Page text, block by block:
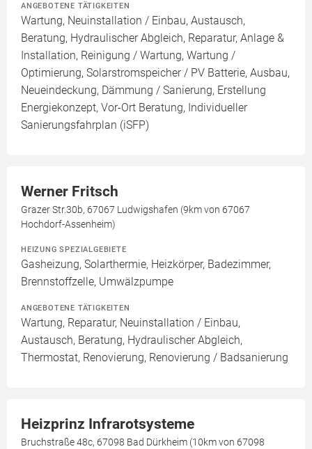
ANGEBOTENE TÄTIGKEITEN
Wartung, Neuinstallation / Einbau, Austausch,
Beratung, Hydraulischer Abgleich, Reparatur, Anlage &
Installation, Reinigung / Wartung, Wartung /
Optimierung, Solarstromspeicher / PV Batterie, Ausbau,
Neueindeckung, Dämmung / Sanierung, Erstellung
Energiekonzept, Vor-Ort Beratung, Individueller
Sanierungsfahrplan (iSFP)
Werner Fritsch
Grazer Str.30b, 67067 Ludwigshafen (9km von 67067
Hochdorf-Assenheim)
HEIZUNG SPEZIALGEBIETE
Gasheizung, Solarthermie, Heizkörper, Badezimmer,
Brennstoffzelle, Umwälzpumpe
ANGEBOTENE TÄTIGKEITEN
Wartung, Reparatur, Neuinstallation / Einbau,
Austausch, Beratung, Hydraulischer Abgleich,
Thermostat, Renovierung, Renovierung / Badsanierung
Heizprinz Infrarotsysteme
Bruchstraße 48c, 67098 Bad Dürkheim (10km von 67098